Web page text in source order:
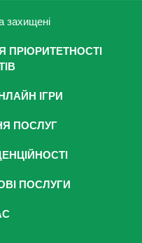
захищені
ІГРИ
ПОСЛУГ
ПОСЛУГИ